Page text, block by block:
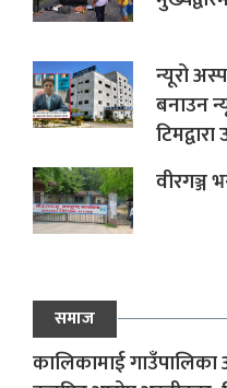
न्यूरो
बनाउन
वीरगञ्ज
समाज
कालिकामाई गाउँपालिका